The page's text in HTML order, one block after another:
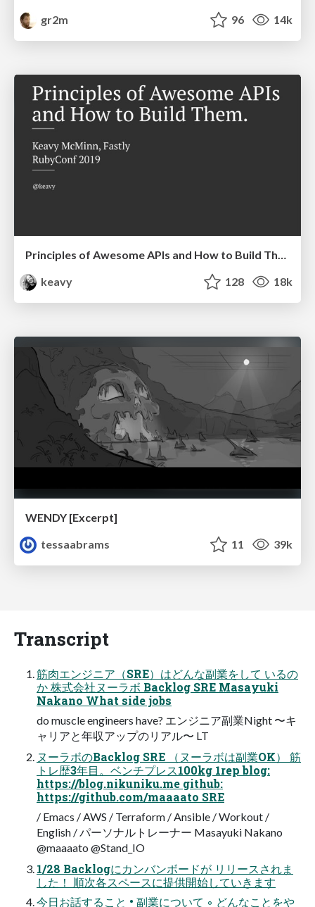
gr2m
96 14k
Principles of Awesome APIs and How to Build Them.
keavy
128 18k
WENDY [Excerpt]
tessaabrams
11 39k
Transcript
筋肉エンジニア（SRE）はどんな副業をして いるの
か 株式会社ヌーラボ Backlog SRE Masayuki
Nakano What side jobs
do muscle engineers have? エンジニア副業Night 〜キ
ャリアと年収アップのリアル〜 LT
ヌーラボのBacklog SRE （ヌーラボは副業OK） 筋
トレ歴3年目。ベンチプレス100kg 1rep blog:
https://blog.nikuniku.me github:
https://github.com/maaaato SRE
/ Emacs / AWS / Terraform / Ansible / Workout /
English / パーソナルトレーナー Masayuki Nakano
@maaaato @Stand_IO
1/28 Backlogにカンバンボードが リリースされま
した！ 順次各スペースに提供開始していきます
今日お話すること • 副業について ◦ どんなことをや